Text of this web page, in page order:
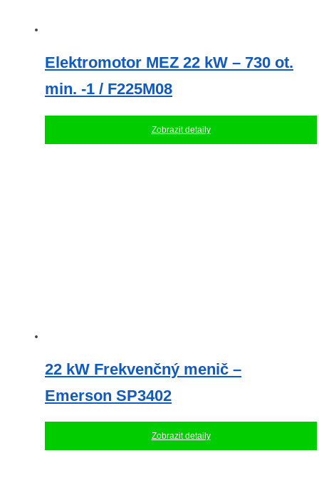
Elektromotor MEZ 22 kW – 730 ot.
min. -1 / F225M08
Zobrazit detaily
22 kW Frekvenčný menič –
Emerson SP3402
Zobrazit detaily